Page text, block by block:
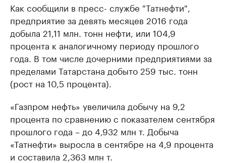
Как сообщили в пресс- службе "Татнефти",
предприятие за девять месяцев 2016 года
добыла 21,11 млн. тонн нефти, или 104,9
процента к аналогичному периоду прошлого
года. В том числе дочерними предприятиями за
пределами Татарстана добыто 259 тыс. тонн
(рост на 10,5 процента).
«Газпром нефть» увеличила добычу на 9,2
процента по сравнению с показателем сентября
прошлого года – до 4,932 млн т. Добыча
«Татнефти» выросла в сентябре на 4,9 процента
и составила 2,363 млн т.